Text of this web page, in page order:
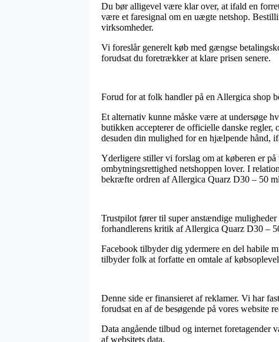
Du bør alligevel være klar over, at ifald en
være et faresignal om en uægte netshop.
virksomheder.
Vi foreslår generelt køb med gængse
forudsat du foretrækker at klare prisen senere.
Forud for at folk handler på en Allergica shop
Et alternativ kunne måske være at undersøge
butikken accepterer de officielle danske regler,
desuden din mulighed for en hjælpende hånd,
Yderligere stiller vi forslag om at køberen er
ombytningsrettighed netshoppen lover. I
bekræfte ordren af Allergica Quarz D30 – 50
Trustpilot fører til super anstændige
forhandlerens kritik af Allergica Quarz D30 –
Facebook tilbyder dig ydermere en del habile
tilbyder folk at forfatte en omtale af
Denne side er finansieret af reklamer. Vi har
forudsat en af de besøgende på vores website
Data angående tilbud og internet foretagender
af websitets data.